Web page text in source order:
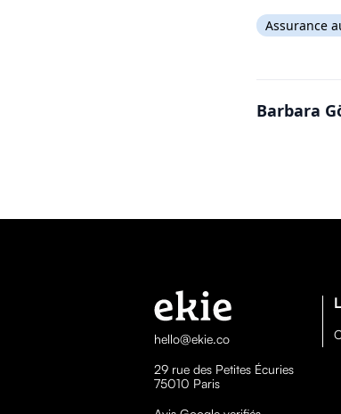
Assurance
Barbara
hello@ekie.co
29 rue des Petites Écuries
75010 Paris